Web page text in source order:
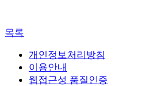
목록
개인정보처리방침
이용안내
웹접근성 품질인증